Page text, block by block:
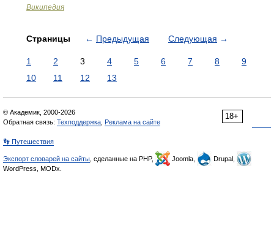
Википедия
Страницы ← Предыдущая Следующая →
1 2 3 4 5 6 7 8
9
10
11 12 13
18+
© Академик, 2000-2026
Обратная связь: Техподдержка Реклама на сайте
👣 Путешествия
Экспорт словарей на сайты , сделанные на PHP, Joomla,
Drupal,
WordPress, MODx.